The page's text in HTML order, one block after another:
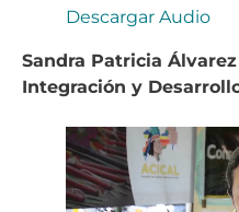
Descargar Audio
Sandra Patricia
Integración y